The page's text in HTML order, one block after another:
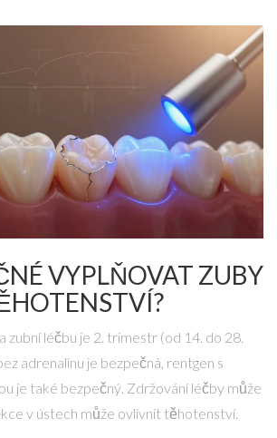
VYPLŇOVAT ZUBY
zubní léčbu je 2. trimestr (od 14. do 28.
adrenalinu je bezpečná, rentgen s
je také bezpečný. Zdržování léčby může
v ústech může ovlivnit těhotenství.